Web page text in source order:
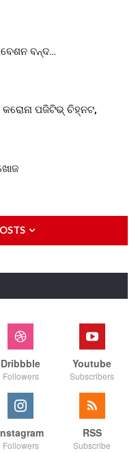
ବନ୍ଦ…
କରୋନା ପଜିଟିଭ୍ ଚିହ୍ନଟ,
Dribbble
Followers
Youtube
Subscribers
Followers
RSS
Subscribe